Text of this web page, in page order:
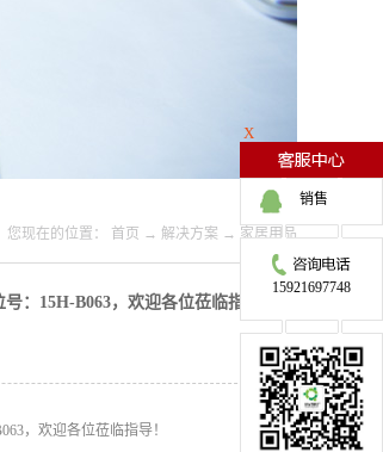
您现在的位置： 首页 → 解决方案 → 家居用品
：15H-B063，欢迎各位莅临指导！
，欢迎各位莅临指导！
X
销售
15921697748